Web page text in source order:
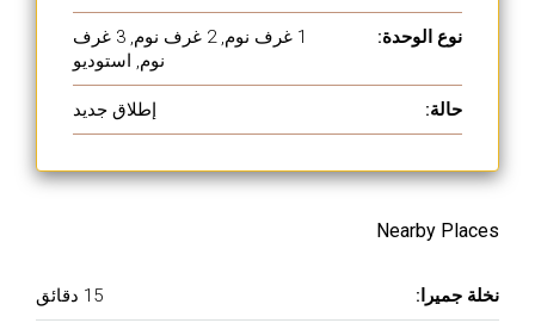
نوع الوحدة:
1 غرف نوم, 2 غرف نوم, 3 غرف
نوم, استوديو
حالة: إطلاق جديد
Nearby Places
نخلة جميرا: 15 دقائق